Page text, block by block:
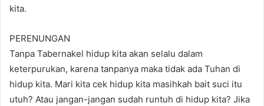
kita.
PERENUNGAN
Tanpa Tabernakel hidup kita akan selalu dalam
keterpurukan, karena tanpanya maka tidak ada Tuhan di
hidup kita. Mari kita cek hidup kita masihkah bait suci itu
utuh? Atau jangan-jangan sudah runtuh di hidup kita? Jika